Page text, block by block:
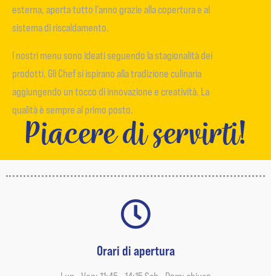
esterna, aperta tutto l’anno grazie alla copertura e al
sistema di riscaldamento.
I nostri menu sono ideati seguendo la stagionalità dei
prodotti. Gli Chef si ispirano alla tradizione culinaria
aggiungendo un tocco di innovazione e creatività. La
qualità è sempre al primo posto.
Piacere di servirti!
Orari di apertura